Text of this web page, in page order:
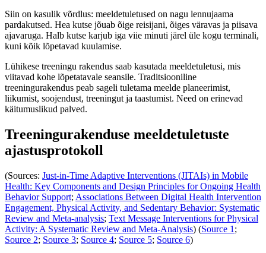
Siin on kasulik võrdlus: meeldetuletused on nagu lennujaama
pardakutsed. Hea kutse jõuab õige reisijani, õiges väravas ja piisava
ajavaruga. Halb kutse karjub iga viie minuti järel üle kogu terminali,
kuni kõik lõpetavad kuulamise.
Lühikese treeningu rakendus saab kasutada meeldetuletusi, mis
viitavad kohe lõpetatavale seansile. Traditsiooniline
treeningurakendus peab sageli tuletama meelde planeerimist,
liikumist, soojendust, treeningut ja taastumist. Need on erinevad
käitumuslikud palved.
Treeningurakenduse meeldetuletuste
ajastusprotokoll
(Sources: Just-in-Time Adaptive Interventions (JITAIs) in Mobile
Health: Key Components and Design Principles for Ongoing Health
Behavior Support; Associations Between Digital Health Intervention
Engagement, Physical Activity, and Sedentary Behavior: Systematic
Review and Meta-analysis; Text Message Interventions for Physical
Activity: A Systematic Review and Meta-Analysis) (Source 1 ;
Source 2; Source 3; Source 4; Source 5; Source 6)